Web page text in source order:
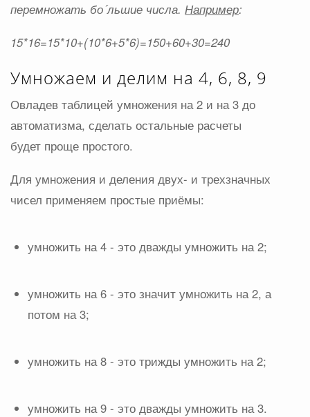
перемножать бо´льшие числа. Например:
15*16=15*10+(10*6+5*6)=150+60+30=240
Умножаем и делим на 4, 6, 8, 9
Овладев таблицей умножения на 2 и на 3 до
автоматизма, сделать остальные расчеты
будет проще простого.
Для умножения и деления двух- и трехзначных
чисел применяем простые приёмы:
умножить на 4 - это дважды умножить на 2;
умножить на 6 - это значит умножить на 2, а
потом на 3;
умножить на 8 - это трижды умножить на 2;
умножить на 9 - это дважды умножить на 3.